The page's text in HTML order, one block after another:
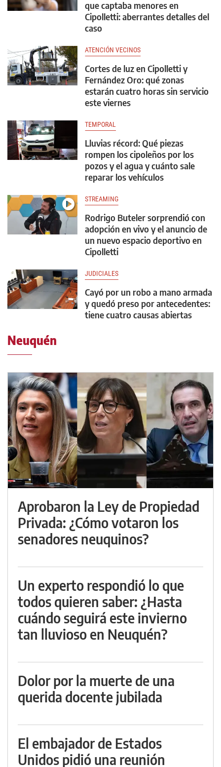
que captaba menores en
Cipolletti: aberrantes detalles del
caso
ATENCIÓN VECINOS
Cortes de luz en Cipolletti y
Fernández Oro: qué zonas
estarán cuatro horas sin servicio
este viernes
TEMPORAL
Lluvias récord: Qué piezas
rompen los cipoleños por los
pozos y el agua y cuánto sale
reparar los vehículos
STREAMING
Rodrigo Buteler sorprendió con
adopción en vivo y el anuncio de
un nuevo espacio deportivo en
Cipolletti
JUDICIALES
Cayó por un robo a mano armada
y quedó preso por antecedentes:
tiene cuatro causas abiertas
Neuquén
Aprobaron la Ley de Propiedad
Privada: ¿Cómo votaron los
senadores neuquinos?
Un experto respondió lo que
todos quieren saber: ¿Hasta
cuándo seguirá este invierno
tan lluvioso en Neuquén?
Dolor por la muerte de una
querida docente jubilada
El embajador de Estados
Unidos pidió una reunión